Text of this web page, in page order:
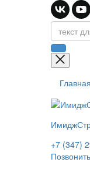
Главная
+7 (347)